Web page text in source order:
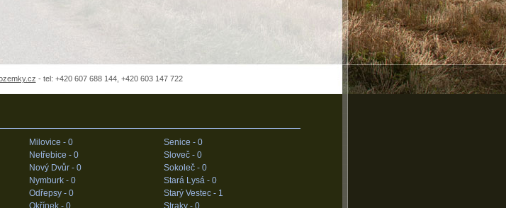
- tel: +420 607 688 144, +420 603 147 722
Milovice - 0
Netřebice - 0
Nový Dvůr - 0
Nymburk - 0
Odřepsy - 0
Okřínek - 0
Senice - 0
Sloveč - 0
Sokoleč - 0
Stará Lysá - 0
Starý Vestec - 1
Straky - 0